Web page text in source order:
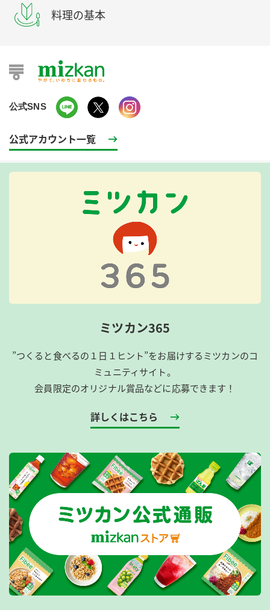
料理の基本
公式SNS
公式アカウント一覧
ミツカン365
”つくると食べるの１日１ヒント”をお届けするミツカンのコ
ミュニティサイト。
会員限定のオリジナル賞品などに応募できます！
詳しくはこちら